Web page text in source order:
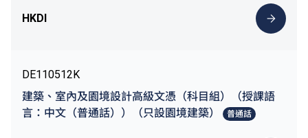
HKDI
DE110512K
建築、室內及園境設計高級文憑（科目組）（授課語
言：中文（普通話））（只設園境建築）
普通話